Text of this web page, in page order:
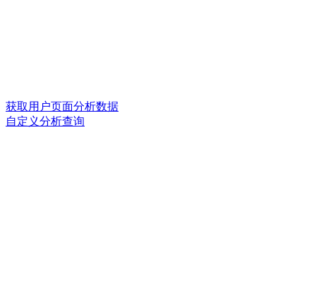
获取用户页面分析数据
自定义分析查询